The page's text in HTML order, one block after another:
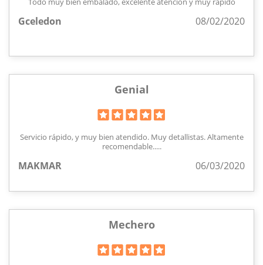
Gceledon 08/02/2020
Genial
Servicio rápido, y muy bien atendido. Muy detallistas. Altamente
recomendable.....
MAKMAR 06/03/2020
Mechero